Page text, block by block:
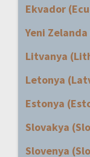
Ekvador
Yeni
Litvanya
Letonya
Estonya
Slovakya
Slovenya